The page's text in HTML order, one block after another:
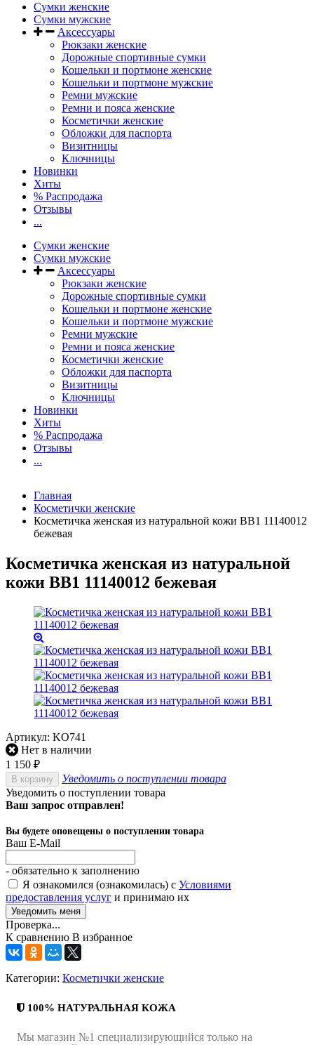
Сумки женские
Сумки мужские
Аксессуары
Рюкзаки женские
Дорожные спортивные сумки
Кошельки и портмоне женские
Кошельки и портмоне мужские
Ремни мужские
Ремни и пояса женские
Косметички женские
Обложки для паспорта
Визитницы
Ключницы
Новинки
Хиты
% Распродажа
Отзывы
...
Сумки женские
Сумки мужские
Аксессуары
Рюкзаки женские
Дорожные спортивные сумки
Кошельки и портмоне женские
Кошельки и портмоне мужские
Ремни мужские
Ремни и пояса женские
Косметички женские
Обложки для паспорта
Визитницы
Ключницы
Новинки
Хиты
% Распродажа
Отзывы
...
Главная
Косметички женские
Косметичка женская из натуральной кожи BB1 11140012
бежевая
Косметичка женская из натуральной
кожи BB1 11140012 бежевая
Артикул: KO741
Нет в наличии
1 150 ₽
В корзину
Уведомить о поступлении товара
Уведомить о поступлении товара
Ваш запрос отправлен!
Вы будете оповещены о поступлении товара
Ваш E-Mail
- обязательно к заполнению
Я ознакомился (ознакомилась) с Условиями
предоставления услуг и принимаю их
Проверка...
К сравнению В избранное
Категории: Косметички женские
100% НАТУРАЛЬНАЯ КОЖА
Мы магазин №1 специализирующийся только на